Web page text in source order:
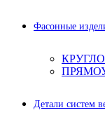
Фасонные
Детали систем